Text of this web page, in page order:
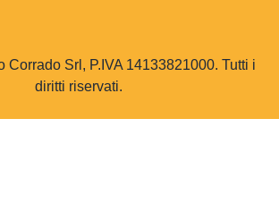
Corrado Srl, P.IVA 14133821000. Tutti i
diritti riservati.